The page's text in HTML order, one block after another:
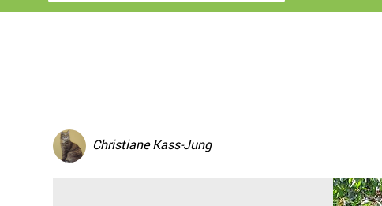
Christiane Kass-Jung